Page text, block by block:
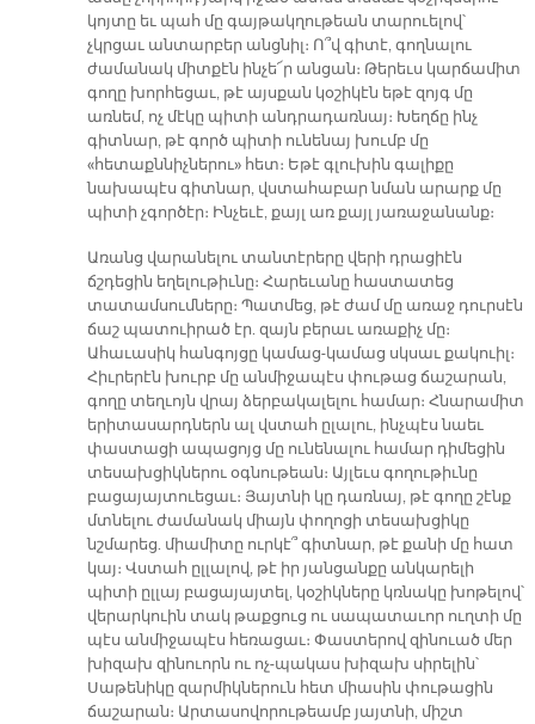
կոյտը եւ պահ մը գայթակղութեան տարուելով՝
չկրցաւ անտարբեր անցնիլ։ Ո՞վ գիտէ, գողնալու
ժամանակ միտքէն ինչե՜ր անցան։ Թերեւս կարճամիտ
գողը խորհեցաւ, թէ այսքան կօշիկէն եթէ զոյգ մը
առնեմ, ոչ մէկը պիտի անդրադառնայ։ Խեղճը ինչ
գիտնար, թէ գործ պիտի ունենայ խումբ մը
«հետաքննիչներու» հետ։ Եթէ գլուխին գալիքը
նախապէս գիտնար, վստահաբար նման արարք մը
պիտի չգործէր։ Ինչեւէ, քայլ առ քայլ յառաջանանք։
Առանց վարանելու տանտէրերը վերի դրացիէն
ճշդեցին եղելութիւնը։ Հարեւանը հաստատեց
տատամսումները։ Պատմեց, թէ ժամ մը առաջ դուրսէն
ճաշ պատուիրած էր. զայն բերաւ առաքիչ մը։
Ահաւասիկ հանգոյցը կամաց-կամաց սկսաւ քակուիլ։
Հիւրերէն խուրբ մը անմիջապէս փութաց ճաշարան,
գողը տեղւոյն վրայ ձերբակալելու համար։ Հնարամիտ
երիտասարդներն ալ վստահ ըլալու, ինչպէս նաեւ
փաստացի ապացոյց մը ունենալու համար դիմեցին
տեսախցիկներու օգնութեան։ Այլեւս գողութիւնը
բացայայտուեցաւ։ Յայտնի կը դառնայ, թէ գողը շէնք
մտնելու ժամանակ միայն փողոցի տեսախցիկը
նշմարեց. միամիտը ուրկէ՞ գիտնար, թէ քանի մը հատ
կայ։ Վստահ ըլլալով, թէ իր յանցանքը անկարելի
պիտի ըլլայ բացայայտել, կօշիկները կռնակը խոթելով՝
վերարկուին տակ թաքցուց ու սապատաւոր ուղտի մը
պէս անմիջապէս հեռացաւ։ Փաստերով զինուած մեր
խիզախ զինուորն ու ոչ-պակաս խիզախ սիրելին՝
Սաթենիկը զարմիկներուն հետ միասին փութացին
ճաշարան։ Արտասովորութեամբ յայտնի, միշտ